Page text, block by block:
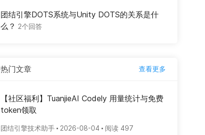
团结引擎DOTS系统与Unity DOTS的关系是什
么？ 2个回答
热门文章 查看更多
【社区福利】TuanjieAI Codely 用量统计与免费
token领取
团结引擎技术助手 2026-08-04 阅读 497